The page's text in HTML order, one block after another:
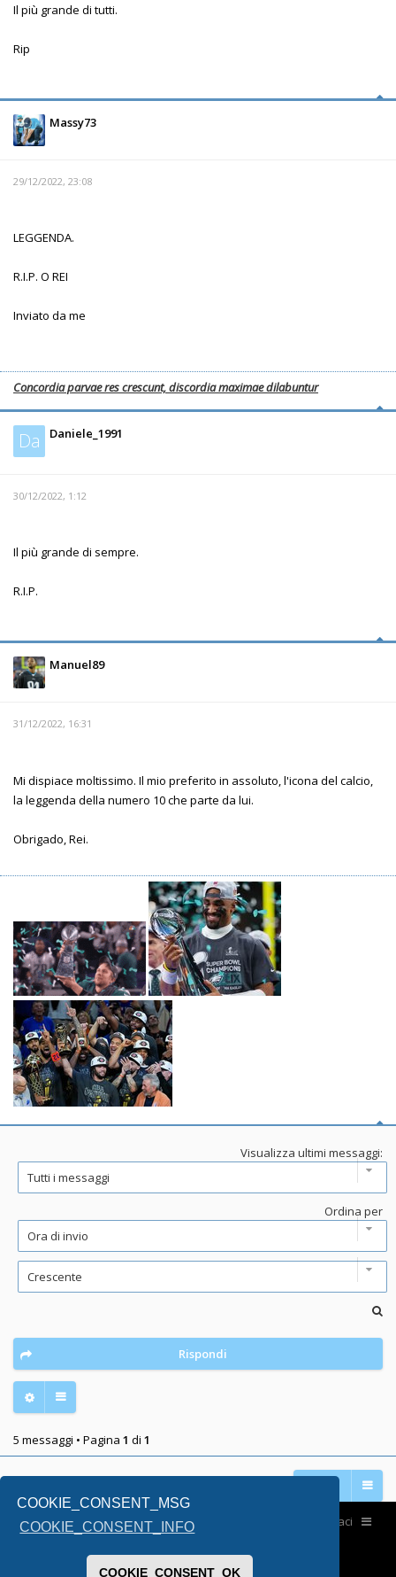
COOKIE_CONSENT_MSG
COOKIE_CONSENT_INFO
COOKIE_CONSENT_OK
Il più grande di tutti.
Rip
Massy73
29/12/2022, 23:08
LEGGENDA.
R.I.P. O REI
Inviato da me
Concordia parvae res crescunt, discordia maximae dilabuntur
Da Daniele_1991
30/12/2022, 1:12
Il più grande di sempre.
R.I.P.
Manuel89
31/12/2022, 16:31
Mi dispiace moltissimo. Il mio preferito in assoluto, l'icona del calcio,
la leggenda della numero 10 che parte da lui.
Obrigado, Rei.
Visualizza ultimi messaggi:
Ordina per
Rispondi
5 messaggi • Pagina 1 di 1
Home Contattaci